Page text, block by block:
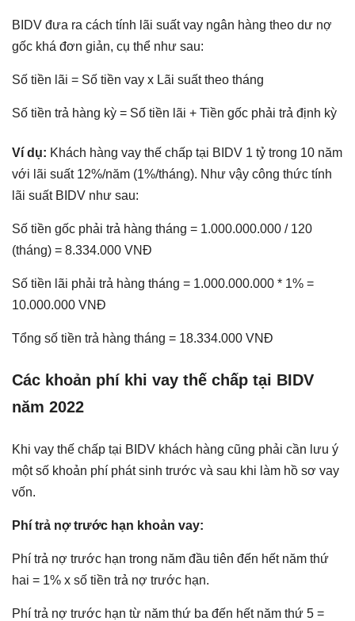
BIDV đưa ra cách tính lãi suất vay ngân hàng theo dư nợ
gốc khá đơn giản, cụ thể như sau:
Số tiền lãi = Số tiền vay x Lãi suất theo tháng
Số tiền trả hàng kỳ = Số tiền lãi + Tiền gốc phải trả định kỳ
Ví dụ: Khách hàng vay thế chấp tại BIDV 1 tỷ trong 10 năm
với lãi suất 12%/năm (1%/tháng). Như vậy công thức tính
lãi suất BIDV như sau:
Số tiền gốc phải trả hàng tháng = 1.000.000.000 / 120
(tháng) = 8.334.000 VNĐ
Số tiền lãi phải trả hàng tháng = 1.000.000.000 * 1% =
10.000.000 VNĐ
Tổng số tiền trả hàng tháng = 18.334.000 VNĐ
Các khoản phí khi vay thế chấp tại BIDV
năm 2022
Khi vay thế chấp tại BIDV khách hàng cũng phải cần lưu ý
một số khoản phí phát sinh trước và sau khi làm hồ sơ vay
vốn.
Phí trả nợ trước hạn khoản vay:
Phí trả nợ trước hạn trong năm đầu tiên đến hết năm thứ
hai = 1% x số tiền trả nợ trước hạn.
Phí trả nợ trước hạn từ năm thứ ba đến hết năm thứ 5 =